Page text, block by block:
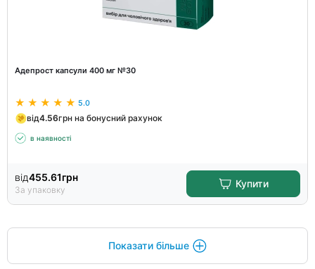
Адепрост капсули 400 мг №30
5.0
від4.56грн на бонусний рахунок
в наявності
від455.61грн
За упаковку
Купити
Показати більше